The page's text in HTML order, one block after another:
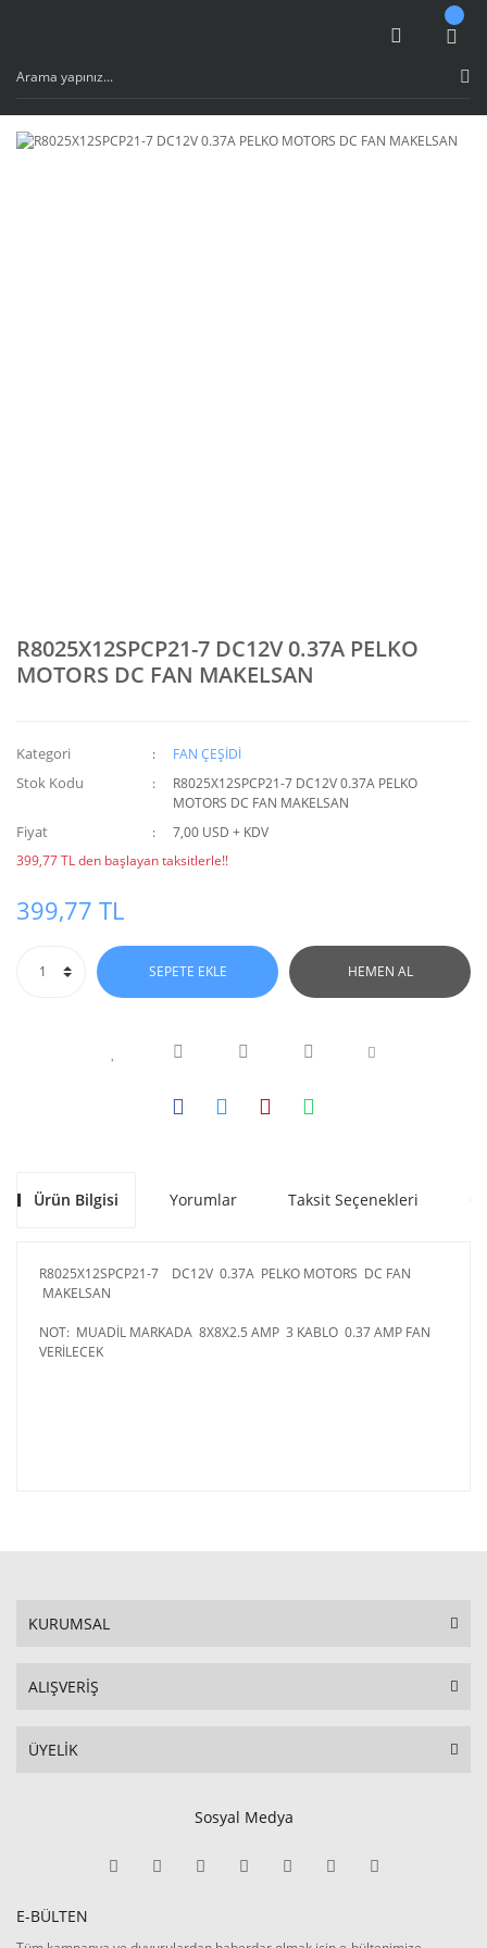
R8025X12SPCP21-7 DC12V 0.37A PELKO
MOTORS DC FAN MAKELSAN
Kategori FAN ÇEŞİDİ
Stok Kodu
R8025X12SPCP21-7 DC12V 0.37A PELKO
MOTORS DC FAN MAKELSAN
Fiyat
7,00 USD + KDV
399,77 TL den başlayan taksitlerle!!
399,77 TL
SEPETE EKLE HEMEN AL
Ürün Bilgisi Yorumlar Taksit Seçenekleri
R8025X12SPCP21-7 DC12V 0.37A PELKO MOTORS DC FAN
MAKELSAN
NOT: MUADİL MARKADA 8X8X2.5 AMP 3 KABLO 0.37 AMP FAN
VERİLECEK
KURUMSAL
ALIŞVERİŞ
ÜYELİK
Sosyal Medya
E-BÜLTEN